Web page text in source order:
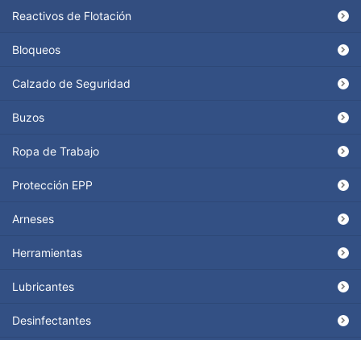
Reactivos de Flotación
Bloqueos
Calzado de Seguridad
Buzos
Ropa de Trabajo
Protección EPP
Arneses
Herramientas
Lubricantes
Desinfectantes